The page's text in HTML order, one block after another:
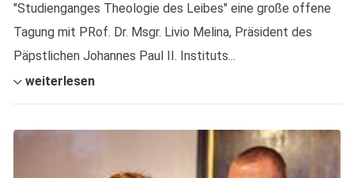
"Studienganges Theologie des Leibes" eine große offene
Tagung mit PRof. Dr. Msgr. Livio Melina, Präsident des
Päpstlichen Johannes Paul II. Instituts...
weiterlesen